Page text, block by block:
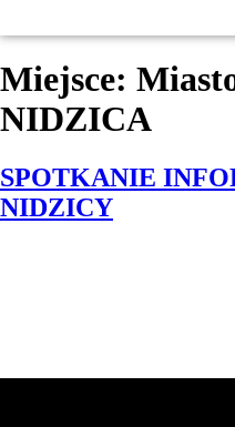
Miejsce:
NIDZICA
SPOTKANIE
NIDZICY